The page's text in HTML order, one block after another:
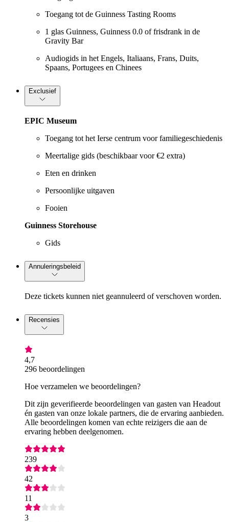
Toegang tot de Guinness Tasting Rooms
1 glas Guinness, Guinness 0.0 of frisdrank in de
Gravity Bar
Audiogids in het Engels, Italiaans, Frans, Duits,
Spaans, Portugees en Chinees
Exclusief
EPIC Museum
Toegang tot het Ierse centrum voor familiegeschiedenis
Meertalige gids (beschikbaar voor €2 extra)
Eten en drinken
Persoonlijke uitgaven
Fooien
Guinness Storehouse
Gids
Annuleringsbeleid
Deze tickets kunnen niet geannuleerd of verschoven worden.
Recensies
4,7
296 beoordelingen
Hoe verzamelen we beoordelingen?
Dit zijn geverifieerde beoordelingen van gasten van Headout
én gasten van onze lokale partners, die de ervaring aanbieden.
Alle beoordelingen komen van echte reizigers die aan de
ervaring hebben deelgenomen.
239
42
11
3